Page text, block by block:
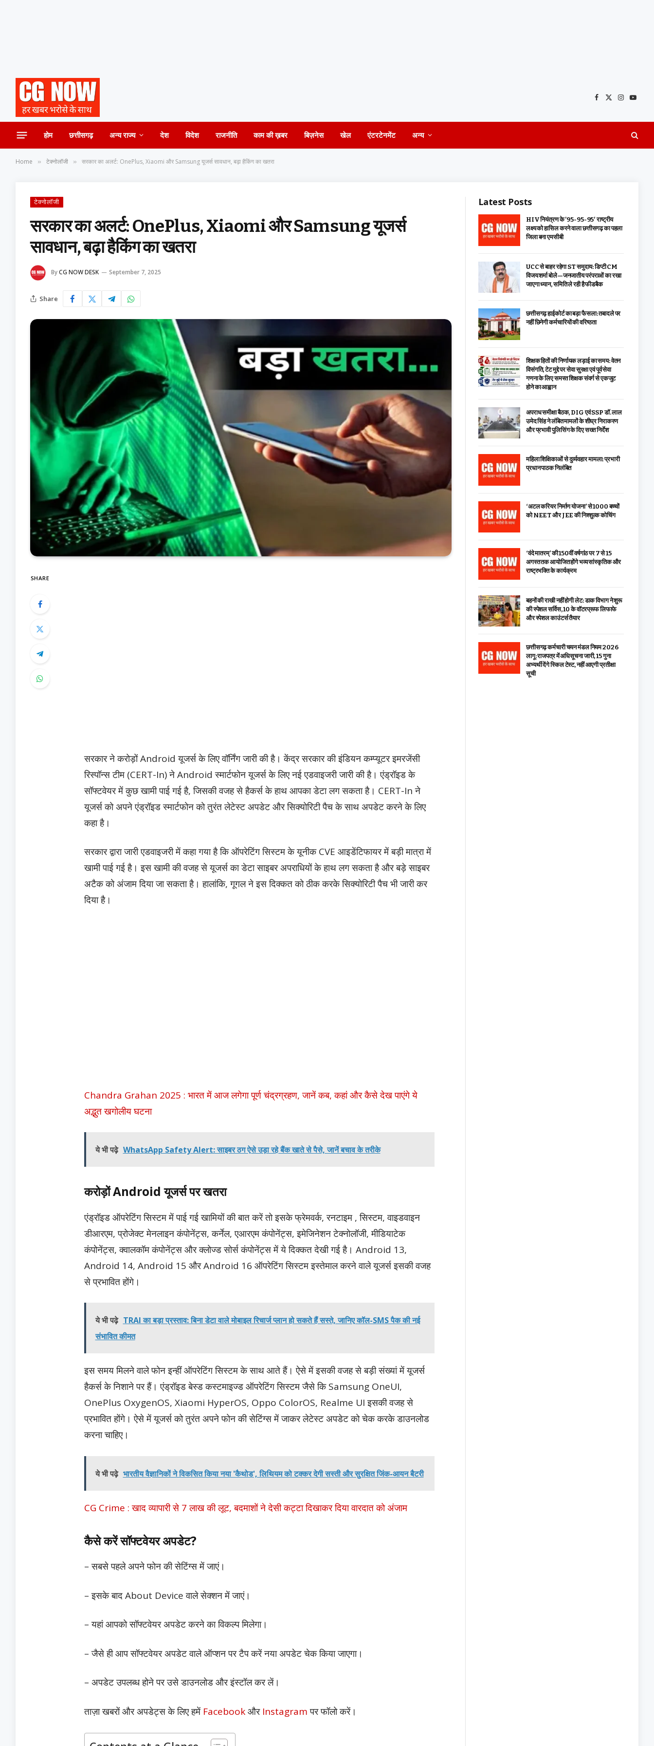
Facebook
X
Instagram
होम छत्तीसगढ़ अन्य राज्य देश विदेश राजनीति काम की ख़बर बिज़नेस खेल एंटरटेनमेंट अन्य
Home » टेक्नोलॉजी » सरकार का अलर्ट: OnePlus, Xiaomi और Samsung यूजर्स सावधान, बढ़ा हैकिंग का खतरा
टेक्नोलॉजी
सरकार का अलर्ट: OnePlus, Xiaomi और Samsung यूजर्स
सावधान, बढ़ा हैकिंग का खतरा
ByCG NOW DESK September 7, 2025
Share
SHARE
सरकार ने करोड़ों Android यूजर्स के लिए वॉर्निंग जारी की है। केंद्र सरकार की इंडियन कम्प्यूटर इमरजेंसी
रिस्पॉन्स टीम (CERT-In) ने Android स्मार्टफोन यूजर्स के लिए नई एडवाइजरी जारी की है। एंड्रॉइड के
सॉफ्टवेयर में कुछ खामी पाई गई है, जिसकी वजह से हैकर्स के हाथ आपका डेटा लग सकता है। CERT-In ने
यूजर्स को अपने एंड्रॉइड स्मार्टफोन को तुरंत लेटेस्ट अपडेट और सिक्योरिटी पैच के साथ अपडेट करने के लिए
कहा है।
सरकार द्वारा जारी एडवाइजरी में कहा गया है कि ऑपरेटिंग सिस्टम के यूनीक CVE आइडेंटिफायर में बड़ी मात्रा में
खामी पाई गई है। इस खामी की वजह से यूजर्स का डेटा साइबर अपराधियों के हाथ लग सकता है और बड़े साइबर
अटैक को अंजाम दिया जा सकता है। हालांकि, गूगल ने इस दिक्कत को ठीक करके सिक्योरिटी पैच भी जारी कर
दिया है।
Chandra Grahan 2025 : भारत में आज लगेगा पूर्ण चंद्रग्रहण, जानें कब, कहां और कैसे देख पाएंगे ये
अद्भुत खगोलीय घटना
ये भी पढ़े WhatsApp Safety Alert: साइबर ठग ऐसे उड़ा रहे बैंक खाते से पैसे, जानें बचाव के तरीके
करोड़ों Android यूजर्स पर खतरा
एंड्रॉइड ऑपरेटिंग सिस्टम में पाई गई खामियों की बात करें तो इसके फ्रेमवर्क, रनटाइम , सिस्टम, वाइडवाइन
डीआरएम, प्रोजेक्ट मेनलाइन कंपोनेंट्स, कर्नेल, एआरएम कंपोनेंट्स, इमेजिनेशन टेक्नोलॉजी, मीडियाटेक
कंपोनेंट्स, क्वालकॉम कंपोनेंट्स और क्लोज्ड सोर्स कंपोनेंट्स में ये दिक्कत देखी गई है। Android 13,
Android 14, Android 15 और Android 16 ऑपरेटिंग सिस्टम इस्तेमाल करने वाले यूजर्स इसकी वजह
से प्रभावित होंगे।
ये भी पढ़े TRAI का बड़ा प्रस्ताव: बिना डेटा वाले मोबाइल रिचार्ज प्लान हो सकते हैं सस्ते, जानिए कॉल-SMS पैक की नई
संभावित कीमत
इस समय मिलने वाले फोन इन्हीं ऑपरेटिंग सिस्टम के साथ आते हैं। ऐसे में इसकी वजह से बड़ी संख्यां में यूजर्स
हैकर्स के निशाने पर हैं। एंड्रॉइड बेस्ड कस्टमाइज्ड ऑपरेटिंग सिस्टम जैसे कि Samsung OneUI,
OnePlus OxygenOS, Xiaomi HyperOS, Oppo ColorOS, Realme UI इसकी वजह से
प्रभावित होंगे। ऐसे में यूजर्स को तुरंत अपने फोन की सेटिंग्स में जाकर लेटेस्ट अपडेट को चेक करके डाउनलोड
करना चाहिए।
ये भी पढ़े भारतीय वैज्ञानिकों ने विकसित किया नया 'कैथोड', लिथियम को टक्कर देगी सस्ती और सुरक्षित जिंक-आयन बैटरी
CG Crime : खाद व्यापारी से 7 लाख की लूट, बदमाशों ने देसी कट्टा दिखाकर दिया वारदात को अंजाम
कैसे करें सॉफ्टवेयर अपडेट?
– सबसे पहले अपने फोन की सेटिंग्स में जाएं।
– इसके बाद About Device वाले सेक्शन में जाएं।
– यहां आपको सॉफ्टवेयर अपडेट करने का विकल्प मिलेगा।
– जैसे ही आप सॉफ्टवेयर अपडेट वाले ऑप्शन पर टैप करें नया अपडेट चेक किया जाएगा।
– अपडेट उपलब्ध होने पर उसे डाउनलोड और इंस्टॉल कर लें।
ताज़ा खबरों और अपडेट्स के लिए हमें Facebookऔर Instagramपर फॉलो करें।
Latest Posts
HIV नियंत्रण के ’95-95-95′ राष्ट्रीय
लक्ष्य को हासिल करने वाला छत्तीसगढ़ का पहला
जिला बना एमसीबी
UCC से बाहर रहेगा ST समुदाय: डिप्टी CM
विजय शर्मा बोले—जनजातीय परंपराओं का रखा
जाएगा ध्यान, समिति ले रही है फीडबैक
छत्तीसगढ़ हाईकोर्ट का बड़ा फैसला: तबादले पर
नहीं छिनेगी कर्मचारियों की वरिष्ठता
शिक्षक हितों की निर्णायक लड़ाई का समय: वेतन
विसंगति, टेट मुद्दे पर सेवा सुरक्षा एवं पूर्व सेवा
गणना के लिए समस्त शिक्षक संवर्ग से एकजुट
होने का आह्वान
अपराध समीक्षा बैठक, DIG एवं SSP डॉ. लाल
उमेद सिंह ने लंबित मामलों के शीघ्र निराकरण
और प्रभावी पुलिसिंग के दिए सख्त निर्देश
महिला शिक्षिकाओं से दुर्व्यवहार मामला: प्रभारी
प्रधान पाठक निलंबित
‘अटल करियर निर्माण योजना’ से 1000 बच्चों
को NEET और JEE की निश्शुल्क कोचिंग
‘वंदे मातरम्’ की 150वीं वर्षगांठ पर 7 से 15
अगस्त तक आयोजित होंगे भव्य सांस्कृतिक और
राष्ट्रभक्ति के कार्यक्रम
बहनों की राखी नहीं होगी लेट: डाक विभाग ने शुरू
की स्पेशल सर्विस, ₹10 के वॉटरप्रूफ लिफाफे
और स्पेशल काउंटर्स तैयार
छत्तीसगढ़ कर्मचारी चयन मंडल नियम 2026
लागू: राजपत्र में अधिसूचना जारी, 15 गुना
अभ्यर्थी देंगे स्किल टेस्ट, नहीं आएगी प्रतीक्षा
सूची